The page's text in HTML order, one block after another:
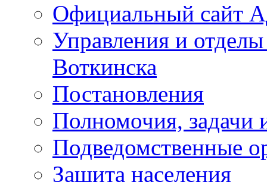
Официальный сайт
Управления и
Воткинска
Постановления
Полномочия, задачи
Подведомственные
Защита населения